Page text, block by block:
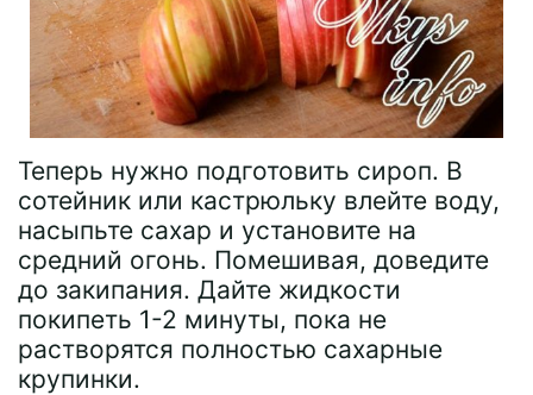
Теперь нужно подготовить сироп. В
сотейник или кастрюльку влейте воду,
насыпьте сахар и установите на
средний огонь. Помешивая, доведите
до закипания. Дайте жидкости
покипеть 1-2 минуты, пока не
растворятся полностью сахарные
крупинки.